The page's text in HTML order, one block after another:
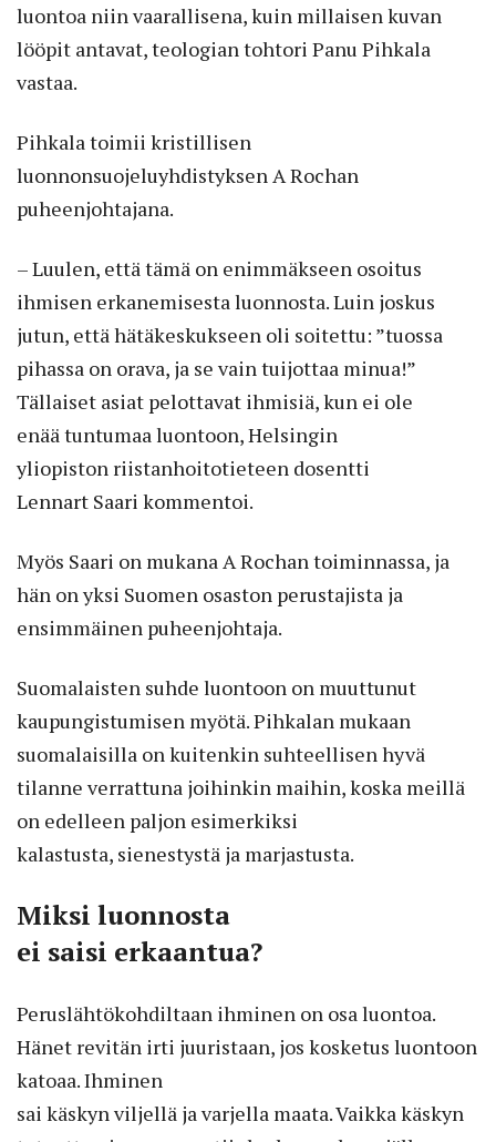
luontoa niin vaarallisena, kuin millaisen kuvan
lööpit antavat, teologian tohtori Panu Pihkala
vastaa.
Pihkala toimii kristillisen
luonnonsuojeluyhdistyksen A Rochan
puheenjohtajana.
– Luulen, että tämä on enimmäkseen osoitus
ihmisen erkanemisesta luonnosta. Luin joskus
jutun, että hätäkeskukseen oli soitettu: ”tuossa
pihassa on orava, ja se vain tuijottaa minua!”
Tällaiset asiat pelottavat ihmisiä, kun ei ole
enää tuntumaa luontoon, Helsingin
yliopiston riistanhoitotieteen dosentti
Lennart Saari kommentoi.
Myös Saari on mukana A Rochan toiminnassa, ja
hän on yksi Suomen osaston perustajista ja
ensimmäinen puheenjohtaja.
Suomalaisten suhde luontoon on muuttunut
kaupungistumisen myötä. Pihkalan mukaan
suomalaisilla on kuitenkin suhteellisen hyvä
tilanne verrattuna joihinkin maihin, koska meillä
on edelleen paljon esimerkiksi
kalastusta, sienestystä ja marjastusta.
Miksi luonnosta
ei saisi erkaantua?
Peruslähtökohdiltaan ihminen on osa luontoa.
Hänet revitän irti juuristaan, jos kosketus luontoon
katoaa. Ihminen
sai käskyn viljellä ja varjella maata. Vaikka käskyn